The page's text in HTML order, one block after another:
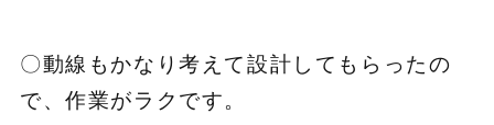
〇動線もかなり考えて設計してもらったの
で、作業がラクです。